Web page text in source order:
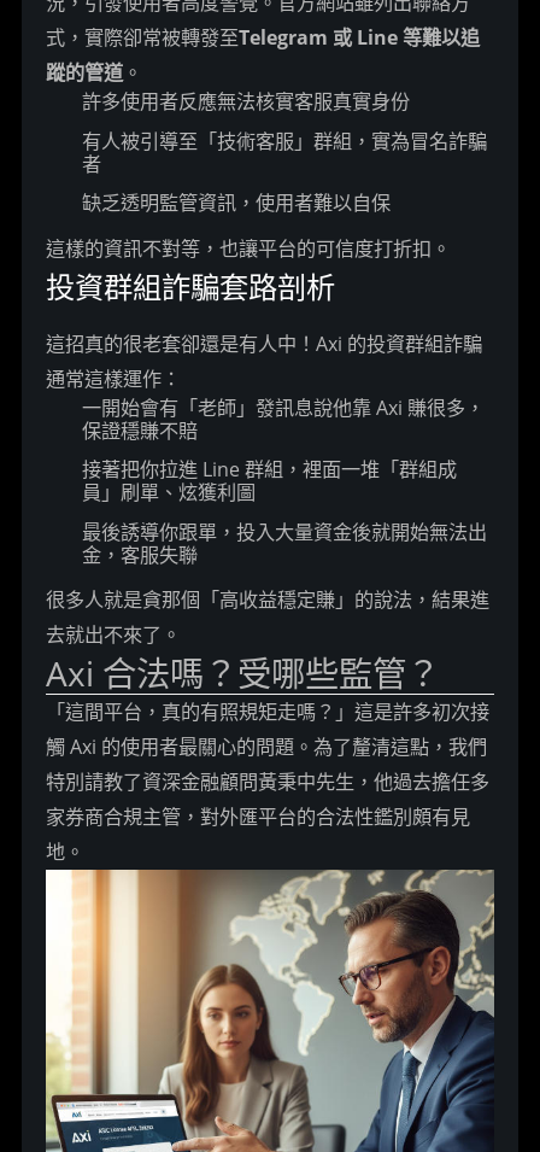
式，實際卻常被轉發至Telegram 或 Line 等難以追
蹤的管道 。
許多使用者反應無法核實客服真實身份
有人被引導至「技術客服」群組，實為冒名詐騙
者
缺乏透明監管資訊，使用者難以自保
這樣的資訊不對等，也讓平台的可信度打折扣。
投資群組詐騙套路剖析
這招真的很老套卻還是有人中！Axi 的投資群組詐騙
通常這樣運作：
一開始會有「老師」發訊息說他靠 Axi 賺很多，
保證穩賺不賠
接著把你拉進 Line 群組，裡面一堆「群組成
員」刷單、炫獲利圖
最後誘導你跟單，投入大量資金後就開始無法出
金，客服失聯
很多人就是貪那個「高收益穩定賺」的說法，結果進
去就出不來了。
Axi 合法嗎？受哪些監管？
「這間平台，真的有照規矩走嗎？」這是許多初次接
觸 Axi 的使用者最關心的問題。為了釐清這點，我們
特別請教了資深金融顧問黃秉中先生，他過去擔任多
家券商合規主管，對外匯平台的合法性鑑別頗有見
地。